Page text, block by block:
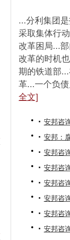
...分利集团
采取集体行
改革困局...
改革的时机
期的铁道部
革...一个负
全文]
安邦咨
安邦：
安邦咨
安邦咨
安邦咨
安邦咨
安邦咨
安邦咨